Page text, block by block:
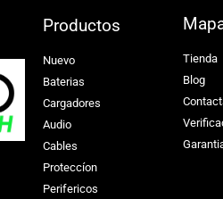
Productos
Nuevo
Baterias
Cargadores
Audio
Cables
Proteccíon
Perifericos
Tienda
Blog